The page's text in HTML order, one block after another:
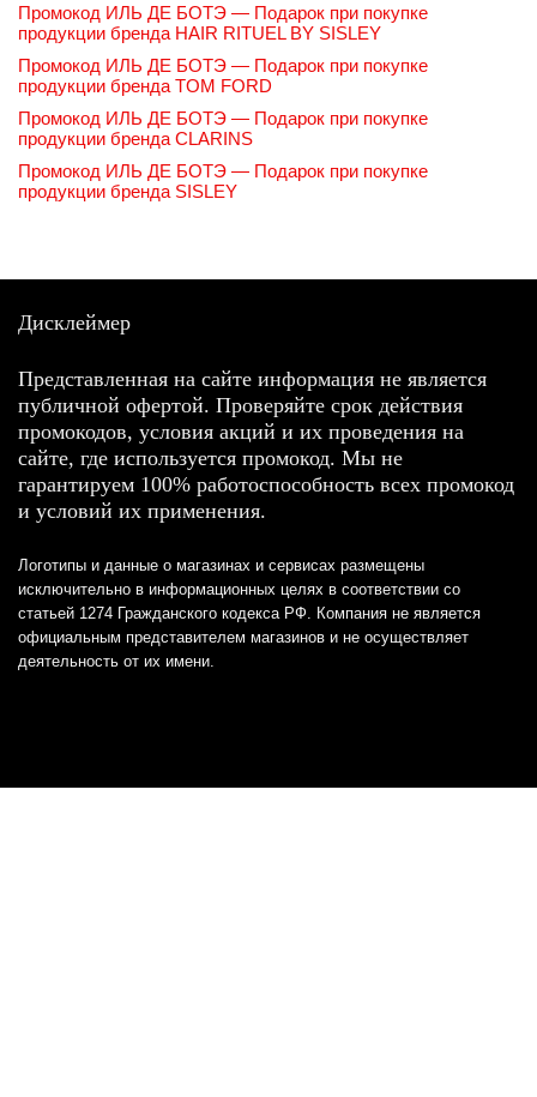
Промокод ИЛЬ ДЕ БОТЭ — Подарок при покупке
продукции бренда HAIR RITUEL BY SISLEY
Промокод ИЛЬ ДЕ БОТЭ — Подарок при покупке
продукции бренда TOM FORD
Промокод ИЛЬ ДЕ БОТЭ — Подарок при покупке
продукции бренда CLARINS
Промокод ИЛЬ ДЕ БОТЭ — Подарок при покупке
продукции бренда SISLEY
Дисклеймер
Представленная на сайте информация не является
публичной офертой. Проверяйте срок действия
промокодов, условия акций и их проведения на
сайте, где используется промокод. Мы не
гарантируем 100% работоспособность всех промокод
и условий их применения.
Логотипы и данные о магазинах и сервисах размещены
исключительно в информационных целях в соответствии со
статьей 1274 Гражданского кодекса РФ. Компания не является
официальным представителем магазинов и не осуществляет
деятельность от их имени.